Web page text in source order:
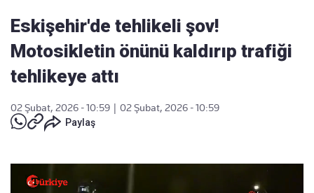
Eskişehir'de tehlikeli şov!
Motosikletin önünü kaldırıp trafiği
tehlikeye attı
02 Şubat, 2026 - 10:59
02 Şubat, 2026 - 10:59
Paylaş